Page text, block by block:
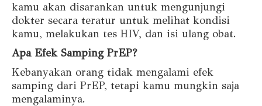
kamu akan disarankan untuk mengunjungi
dokter secara teratur untuk melihat kondisi
kamu, melakukan tes HIV, dan isi ulang obat.
Apa Efek Samping PrEP?
Kebanyakan orang tidak mengalami efek
samping dari PrEP, tetapi kamu mungkin saja
mengalaminya.